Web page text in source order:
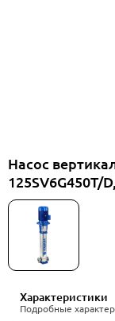
Насос
125SV6G450T/
Характеристики
Подробные